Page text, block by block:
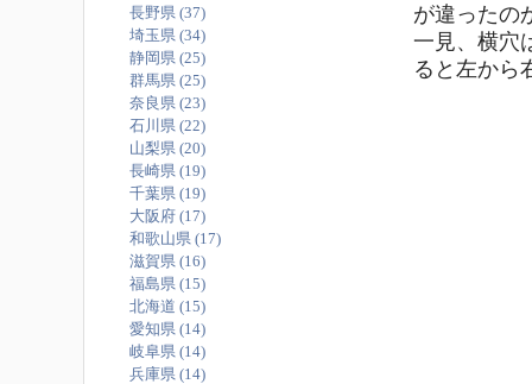
長野県 (37)
埼玉県 (34)
静岡県 (25)
群馬県 (25)
奈良県 (23)
石川県 (22)
山梨県 (20)
長崎県 (19)
千葉県 (19)
大阪府 (17)
和歌山県 (17)
滋賀県 (16)
福島県 (15)
北海道 (15)
愛知県 (14)
岐阜県 (14)
兵庫県 (14)
が違ったの
一見、横穴
ると左から